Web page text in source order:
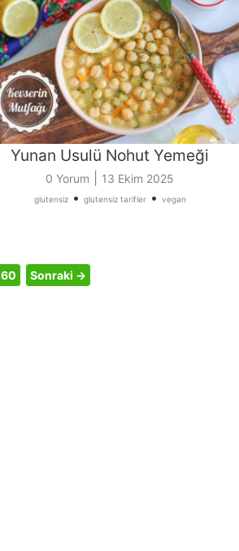
Yunan Usulü Nohut Yemeği
0 Yorum 13 Ekim 2025
glutensiz• glutensiz tarifler• vegan
60 Sonraki →